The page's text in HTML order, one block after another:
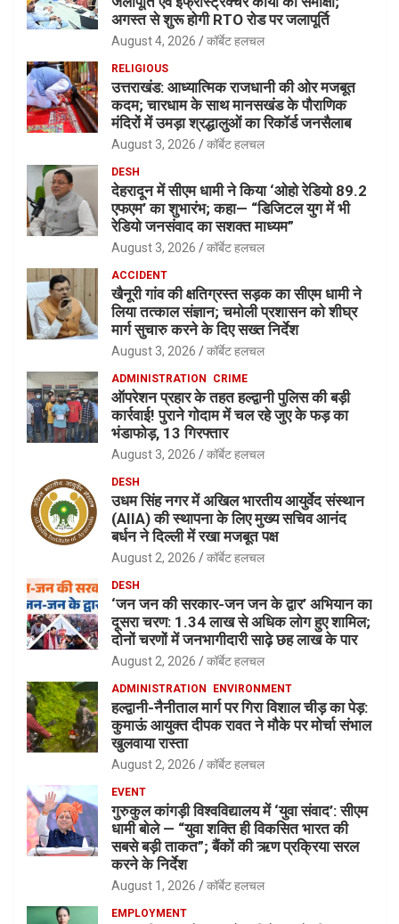
अगस्त से शुरू होगी RTO रोड पर जलापूर्ति
August 4, 2026 कॉर्बेट हलचल
RELIGIOUS
उत्तराखंड: आध्यात्मिक राजधानी की ओर मजबूत
कदम; चारधाम के साथ मानसखंड के पौराणिक
मंदिरों में उमड़ा श्रद्धालुओं का रिकॉर्ड जनसैलाब
August 3, 2026 कॉर्बेट हलचल
DESH
देहरादून में सीएम धामी ने किया ‘ओहो रेडियो 89.2
एफएम’ का शुभारंभ; कहा— “डिजिटल युग में भी
रेडियो जनसंवाद का सशक्त माध्यम”
August 3, 2026 कॉर्बेट हलचल
ACCIDENT
खैनूरी गांव की क्षतिग्रस्त सड़क का सीएम धामी ने
लिया तत्काल संज्ञान; चमोली प्रशासन को शीघ्र
मार्ग सुचारु करने के दिए सख्त निर्देश
August 3, 2026 कॉर्बेट हलचल
ADMINISTRATION CRIME
ऑपरेशन प्रहार के तहत हल्द्वानी पुलिस की बड़ी
कार्रवाई! पुराने गोदाम में चल रहे जुए के फड़ का
भंडाफोड़, 13 गिरफ्तार
August 3, 2026 कॉर्बेट हलचल
DESH
उधम सिंह नगर में अखिल भारतीय आयुर्वेद संस्थान
(AIIA) की स्थापना के लिए मुख्य सचिव आनंद
बर्धन ने दिल्ली में रखा मजबूत पक्ष
August 2, 2026 कॉर्बेट हलचल
DESH
‘जन जन की सरकार-जन जन के द्वार’ अभियान का
दूसरा चरण: 1.34 लाख से अधिक लोग हुए शामिल;
दोनों चरणों में जनभागीदारी साढ़े छह लाख के पार
August 2, 2026 कॉर्बेट हलचल
ADMINISTRATION ENVIRONMENT
हल्द्वानी-नैनीताल मार्ग पर गिरा विशाल चीड़ का पेड़:
कुमाऊं आयुक्त दीपक रावत ने मौके पर मोर्चा संभाल
खुलवाया रास्ता
August 2, 2026 कॉर्बेट हलचल
EVENT
गुरुकुल कांगड़ी विश्वविद्यालय में ‘युवा संवाद’: सीएम
धामी बोले — “युवा शक्ति ही विकसित भारत की
सबसे बड़ी ताकत”; बैंकों की ऋण प्रक्रिया सरल
करने के निर्देश
August 1, 2026 कॉर्बेट हलचल
EMPLOYMENT